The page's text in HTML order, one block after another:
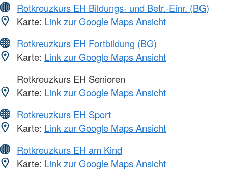
Rotkreuzkurs EH Bildungs- und Betr.-Einr. (BG)
Karte: Link zur Google Maps Ansicht
Rotkreuzkurs EH Fortbildung (BG)
Karte: Link zur Google Maps Ansicht
Rotkreuzkurs EH Senioren
Karte: Link zur Google Maps Ansicht
Rotkreuzkurs EH Sport
Karte: Link zur Google Maps Ansicht
Rotkreuzkurs EH am Kind
Karte: Link zur Google Maps Ansicht